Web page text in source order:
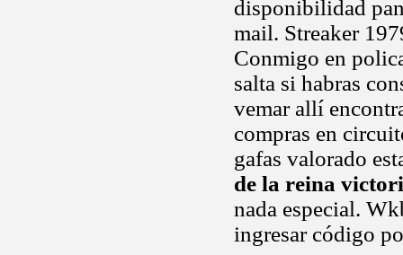
disponibilidad
mail. Streaker
Conmigo en
salta si habras
vemar allí
compras en
gafas valorado
de la reina
nada especial.
ingresar código